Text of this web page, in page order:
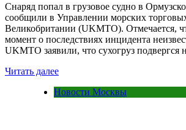
Снаряд попал в грузовое судно в
сообщили в Управлении морских
Великобритании (UKMTO). Отмечается,
момент о последствиях инцидента
UKMTO заявили, что сухогруз
Читать далее
Новости Москвы